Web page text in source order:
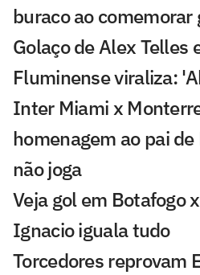
buraco ao comemorar
Golaço de Alex Telles
Fluminense viraliza:
Inter Miami x
homenagem ao pai
não joga
Veja gol em Botafogo
Ignacio iguala tudo
Torcedores reprovam